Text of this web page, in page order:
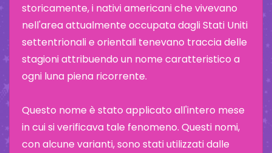
storicamente, i nativi americani che vivevano
nell'area attualmente occupata dagli Stati Uniti
settentrionali e orientali tenevano traccia delle
stagioni attribuendo un nome caratteristico a
ogni luna piena ricorrente.
Questo nome è stato applicato all'intero mese
in cui si verificava tale fenomeno. Questi nomi,
con alcune varianti, sono stati utilizzati dalle